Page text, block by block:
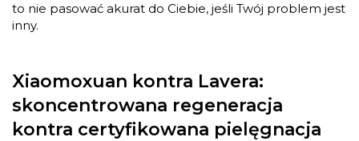
to nie pasować akurat do Ciebie, jeśli Twój problem jest
inny.
Xiaomoxuan kontra Lavera:
skoncentrowana regeneracja
kontra certyfikowana pielęgnacja